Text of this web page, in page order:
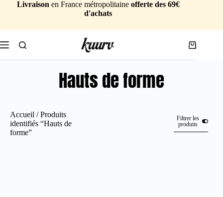
Livraison en France métropolitaine offerte des 69€
d'achats
Hauts de forme
Accueil / Produits
identifiés “Hauts de
forme”
Filtrer les
produits